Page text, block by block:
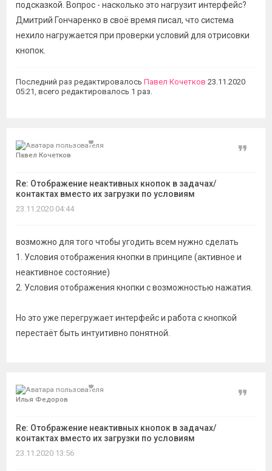
подсказкой. Вопрос - насколько это нагрузит интерфейс?
Дмитрий Гончаренко в своё время писал, что система
нехило нагружается при проверки условий для отрисовки
кнопок.
Последний раз редактировалось Павел Кочетков 23.11.2020
05:21, всего редактировалось 1 раз.
Павел Кочетков
Re: Отображение неактивных кнопок в задачах/
контактах вместо их загрузки по условиям
Цитата
23.11.2020 04:44
возможно для того чтобы угодить всем нужно сделать
1. Условия отображения кнопки в принципе (активное и
неактивное состояние)
2. Условия отображения кнопки с возможностью нажатия.
Но это уже перегружает интерфейс и работа с кнопкой
перестаёт быть интуитивно понятной.
Илья Федоров
Re: Отображение неактивных кнопок в задачах/
контактах вместо их загрузки по условиям
Цитата
23.11.2020 13:56